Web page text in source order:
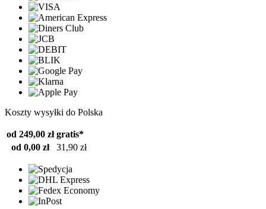
Koszty wysyłki do Polska
od 249,00 zł gratis*
od 0,00 zł
31,90 zł